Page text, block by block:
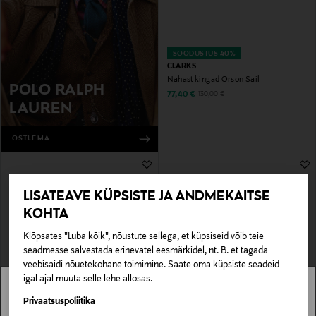
LISATEAVE KÜPSISTE JA ANDMEKAITSE
KOHTA
Klõpsates "Luba kõik", nõustute sellega, et küpsiseid võib teie
seadmesse salvestada erinevatel eesmärkidel, nt. B. et tagada
veebisaidi nõuetekohane toimimine. Saate oma küpsiste seadeid
igal ajal muuta selle lehe allosas.
Privaatsuspoliitika
POLO RALPH
LAUREN
OSTLEMA
SOODUSTUS 40%
CLARKS
Nahast kingad Orson Sail
Discounted Price
77,40 € Original Price
130,00 €
DR. MARTENS
Stockmann pole Sinu riigis saadaval.